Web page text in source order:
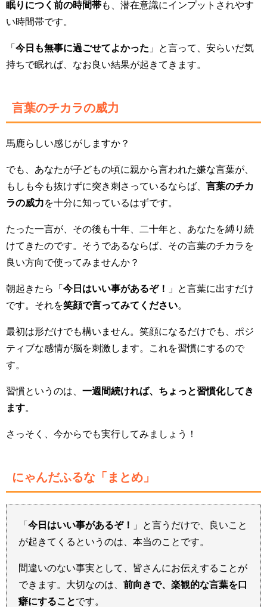
眠りにつく前の時間帯も、潜在意識にインプットされやす
い時間帯です。
「 今日も無事に過ごせてよかった 」と言って、安らいだ気
持ちで眠れば、なお良い結果が起きてきます。
言葉のチカラの威力
馬鹿らしい感じがしますか？
でも、あなたが子どもの頃に親から言われた嫌な言葉が、
もしも今も抜けずに突き刺さっているならば、 言葉のチカ
ラの威力を十分に知っているはずです。
たった一言が、その後も十年、二十年と、あなたを縛り続
けてきたのです。そうであるならば、その言葉のチカラを
良い方向で使ってみませんか？
朝起きたら「 今日はいい事があるぞ！
」と言葉に出すだけ
です。それを笑顔で言ってみてください。
最初は形だけでも構いません。笑顔になるだけでも、ポジ
ティブな感情が脳を刺激します。これを習慣にするので
す。
習慣というのは、 一週間続ければ、ちょっと習慣化してき
ます。
さっそく、今からでも実行してみましょう！
にゃんだふるな「まとめ」
「 今日はいい事があるぞ！
」と言うだけで、良いこと
が起きてくるというのは、本当のことです。
間違いのない事実として、皆さんにお伝えすることが
できます。大切なのは、 前向きで、楽観的な言葉を口
癖にすることです。